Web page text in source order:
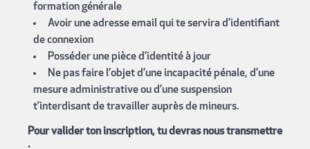
formation générale
Avoir une adresse email qui te servira d’identifiant
de connexion
Posséder une pièce d’identité à jour
Ne pas faire l’objet d’une incapacité pénale, d’une
mesure administrative ou d’une suspension
t’interdisant de travailler auprès de mineurs.
Pour valider ton inscription, tu devras nous transmettre